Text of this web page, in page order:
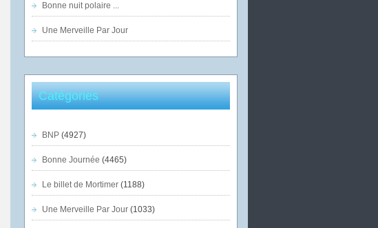
Bonne nuit polaire ...
Une Merveille Par Jour
Catégories
BNP(4927)
Bonne Journée (4465)
Le billet de Mortimer(1188)
Une Merveille Par Jour(1033)